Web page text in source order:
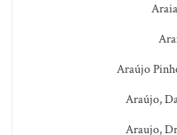
Araújo
Araújo,
Araujo,